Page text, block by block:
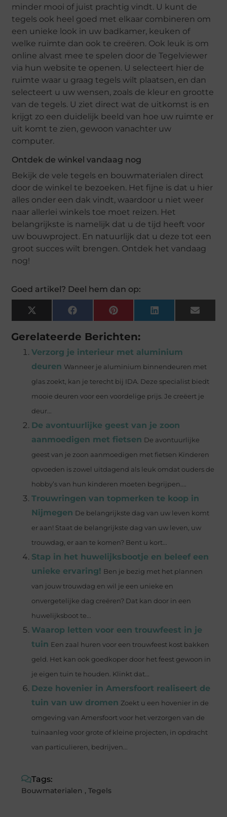
minder mooi of juist prachtig vindt. U kunt de
tegels ook heel goed met elkaar combineren om
een unieke look in uw badkamer, keuken of
welke ruimte dan ook te creëren. Ook leuk is om
online alvast mee te spelen door de Tegelviewer
via hun website te openen. U selecteert hier de
ruimte waar u graag tegels wilt plaatsen, en dan
selecteert u uw wensen, zoals de kleur en grootte
van de tegels. U ziet direct wat de uitkomst is en
krijgt zo een duidelijk beeld van hoe uw ruimte er
uit komt te zien, gewoon vanachter uw
computer.
Ontdek de winkel vandaag nog
Bekijk de vele tegels en bouwmaterialen direct
door de winkel te bezoeken. Het fijne is dat u hier
alles onder een dak vindt, waardoor u niet weer
naar allerlei winkels toe moet reizen. Het
belangrijkste is namelijk dat u de tijd heeft voor
uw bouwproject. En natuurlijk dat u deze tot een
groot succes wilt brengen. Ontdek het vandaag
nog!
Goed artikel? Deel hem dan op:
X
(Twitter)
FacebookPinterestLinkedIn Email
Gerelateerde Berichten:
Verzorg je interieur met aluminium
deuren Wanneer je aluminium binnendeuren met
glas zoekt, kan je terecht bij IDA. Deze specialist biedt
mooie deuren voor een voordelige prijs. Je creëert je
deur...
De avontuurlijke geest van je zoon
aanmoedigen met fietsen De avontuurlijke
geest van je zoon aanmoedigen met fietsen Kinderen
opvoeden is zowel uitdagend als leuk omdat ouders de
hobby’s van hun kinderen moeten begrijpen....
Trouwringen van topmerken te koop in
Nijmegen De belangrijkste dag van uw leven komt
er aan! Staat de belangrijkste dag van uw leven, uw
trouwdag, er aan te komen? Bent u kort...
Stap in het huwelijksbootje en beleef een
unieke ervaring! Ben je bezig met het plannen
van jouw trouwdag en wil je een unieke en
onvergetelijke dag creëren? Dat kan door in een
huwelijksboot te...
Waarop letten voor een trouwfeest in je
tuin Een zaal huren voor een trouwfeest kost bakken
geld. Het kan ook goedkoper door het feest gewoon in
je eigen tuin te houden. Klinkt dat...
Deze hovenier in Amersfoort realiseert de
tuin van uw dromen Zoekt u een hovenier in de
omgeving van Amersfoort voor het verzorgen van de
tuinaanleg voor grote of kleine projecten, in opdracht
van particulieren, bedrijven...
Tags:
Bouwmaterialen ,Tegels